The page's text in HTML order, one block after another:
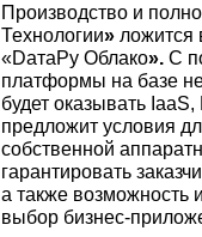
Производство и
Технологии» ложится
«DатаРу Облако». С
платформы на базе
будет оказывать
предложит условия
собственной
гарантировать
а также возможность
выбор бизнес-